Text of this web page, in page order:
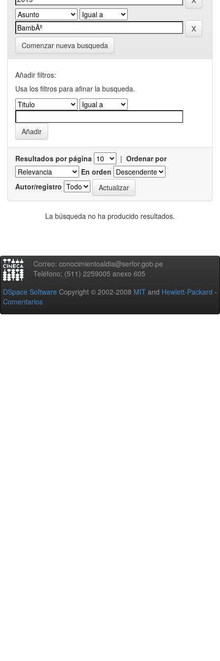
Comenzar nueva busqueda
Añadir filtros:
Usa los filtros para afinar la busqueda.
Resultados por página | Ordenar por
En orden
Autor/registro
La búsqueda no ha producido resultados.
Correo: conocimientoaldia@serfor.gob.pe
Teléfono: (511) 2259005 anexo 605
DSpace Software Copyright © 2002-2008 MIT and Hewlett-Packard -
Comentarios